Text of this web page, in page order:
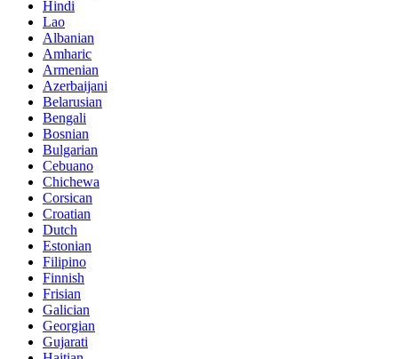
Hindi
Lao
Albanian
Amharic
Armenian
Azerbaijani
Belarusian
Bengali
Bosnian
Bulgarian
Cebuano
Chichewa
Corsican
Croatian
Dutch
Estonian
Filipino
Finnish
Frisian
Galician
Georgian
Gujarati